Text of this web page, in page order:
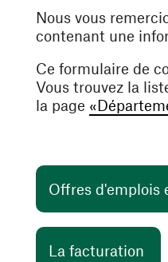
Nous vous
contenant une
Ce formulaire de
Vous trouvez la
la page
Offres d'emplois
La facturation